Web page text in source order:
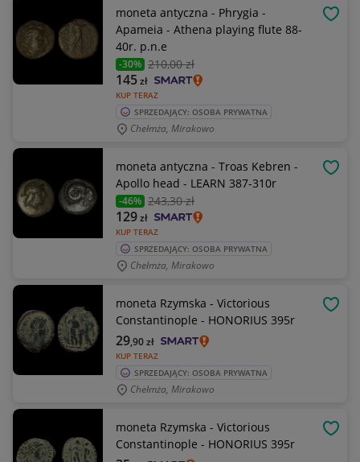
moneta antyczna - Phrygia -
Apameia - Athena playing flute 88-
40r. p.n.e
-30% 210,00 zł
KUP TERAZ
145zł
SPRZEDAJĄCY: OSOBA PRYWATNA
Chełmża, Mirakowo
moneta antyczna - Troas Kebren -
Apollo head - LEARN 387-310r
-46% 243,30 zł
KUP TERAZ
129zł
SPRZEDAJĄCY: OSOBA PRYWATNA
Chełmża, Mirakowo
moneta Rzymska - Victorious
Constantinople - HONORIUS 395r
KUP TERAZ
29,90zł
SPRZEDAJĄCY: OSOBA PRYWATNA
Chełmża, Mirakowo
moneta Rzymska - Victorious
Constantinople - HONORIUS 395r